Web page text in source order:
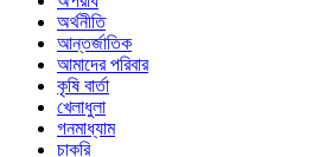
অর্থনীতি
আন্তর্জাতিক
আমাদের পরিবার
কৃষি বার্তা
খেলাধুলা
গনমাধ্যাম
চাকরি